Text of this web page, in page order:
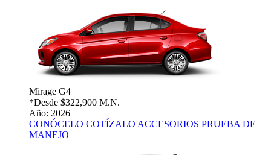
Mirage G4
*Desde $322,900 M.N.
Año: 2026
CONÓCELO COTÍZALO ACCESORIOS PRUEBA DE
MANEJO